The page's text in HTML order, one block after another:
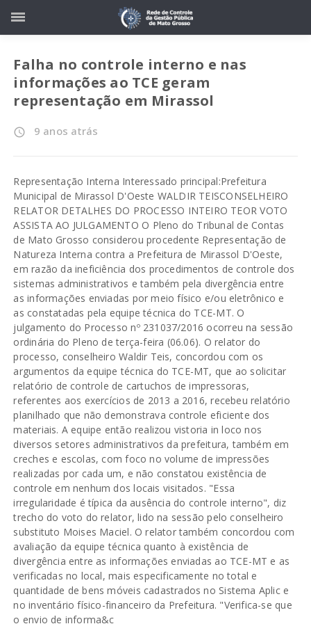
Falha no controle interno e nas
informações ao TCE geram
representação em Mirassol
access_time 9 anos atrás
Representação Interna Interessado principal:Prefeitura
Municipal de Mirassol D'Oeste WALDIR TEISCONSELHEIRO
RELATOR DETALHES DO PROCESSO INTEIRO TEOR VOTO
ASSISTA AO JULGAMENTO O Pleno do Tribunal de Contas
de Mato Grosso considerou procedente Representação de
Natureza Interna contra a Prefeitura de Mirassol D'Oeste,
em razão da ineficiência dos procedimentos de controle dos
sistemas administrativos e também pela divergência entre
as informações enviadas por meio físico e/ou eletrônico e
as constatadas pela equipe técnica do TCE-MT. O
julgamento do Processo nº 231037/2016 ocorreu na sessão
ordinária do Pleno de terça-feira (06.06). O relator do
processo, conselheiro Waldir Teis, concordou com os
argumentos da equipe técnica do TCE-MT, que ao solicitar
relatório de controle de cartuchos de impressoras,
referentes aos exercícios de 2013 a 2016, recebeu relatório
planilhado que não demonstrava controle eficiente dos
materiais. A equipe então realizou vistoria in loco nos
diversos setores administrativos da prefeitura, também em
creches e escolas, com foco no volume de impressões
realizadas por cada um, e não constatou existência de
controle em nenhum dos locais visitados. "Essa
irregularidade é típica da ausência do controle interno", diz
trecho do voto do relator, lido na sessão pelo conselheiro
substituto Moises Maciel. O relator também concordou com
avaliação da equipe técnica quanto à existência de
divergência entre as informações enviadas ao TCE-MT e as
verificadas no local, mais especificamente no total e
quantidade de bens móveis cadastrados no Sistema Aplic e
no inventário físico-financeiro da Prefeitura. "Verifica-se que
o envio de informa&c